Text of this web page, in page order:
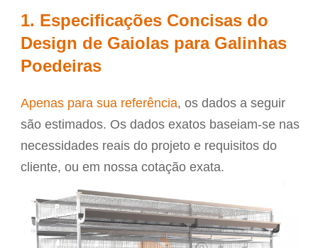
1. Especificações Concisas do
Design de Gaiolas para Galinhas
Poedeiras
Apenas para sua referência, os dados a seguir
são estimados. Os dados exatos baseiam-se nas
necessidades reais do projeto e requisitos do
cliente, ou em nossa cotação exata.